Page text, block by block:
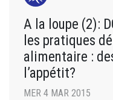
A la loupe (2):
les pratiques
alimentaire :
l’appétit?
MER 4 MAR 2015